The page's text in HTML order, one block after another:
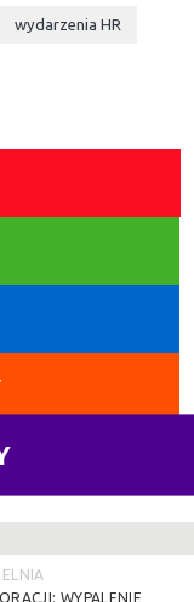
wydarzeniaHR
WYPALENIE